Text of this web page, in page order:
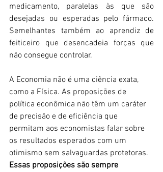
medicamento, paralelas às que são
desejadas ou esperadas pelo fármaco.
Semelhantes também ao aprendiz de
feiticeiro que desencadeia forças que
não consegue controlar.
A Economia não é uma ciência exata,
como a Física. As proposições de
política econômica não têm um caráter
de precisão e de eficiência que
permitam aos economistas falar sobre
os resultados esperados com um
otimismo sem salvaguardas protetoras.
Essas proposições são sempre